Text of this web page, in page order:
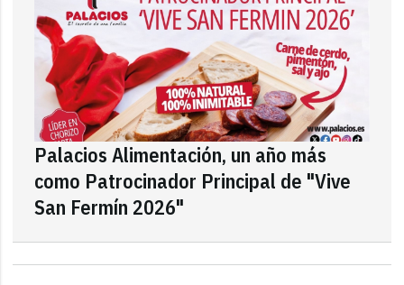
Palacios Alimentación, un año más
como Patrocinador Principal de "Vive
San Fermín 2026"